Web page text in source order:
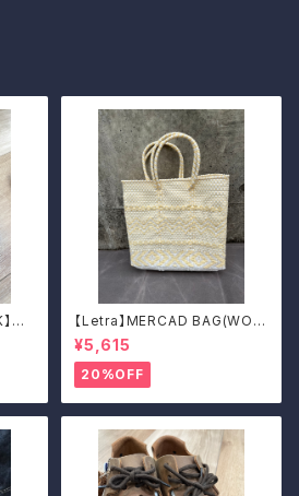
Mo
【Letra】MERCAD BAG(WOV
EN)
¥5,615
20%OFF